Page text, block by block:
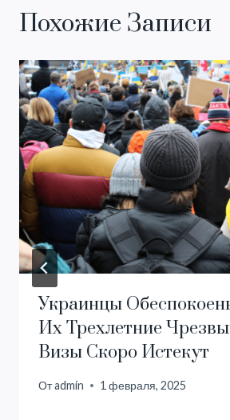
Похожие Записи
Украинцы
Их Трехлетние
Визы Скоро Истекут
Отadmin 1 февраля, 2025